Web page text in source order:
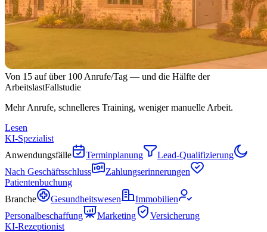
Von 15 auf über 100 Anrufe/Tag — und die Hälfte der
ArbeitslastFallstudie
Mehr Anrufe, schnelleres Training, weniger manuelle Arbeit.
Lesen
KI-Spezialist
Anwendungsfälle
Terminplanung
Lead-Qualifizierung
Nach Geschäftsschluss
Zahlungserinnerungen
Patientenbuchung
Branche
Gesundheitswesen
Immobilien
Personalbeschaffung
Marketing
Versicherung
KI-Rezeptionist